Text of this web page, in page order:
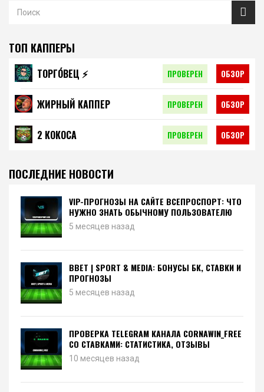
ТОП КАППЕРЫ
ТОРГО́ВЕЦ ⚡️ ПРОВЕРЕН ОБЗОР
ЖИРНЫЙ КАППЕР ПРОВЕРЕН ОБЗОР
2 КОКОСА ПРОВЕРЕН ОБЗОР
ПОСЛЕДНИЕ НОВОСТИ
VIP-ПРОГНОЗЫ НА САЙТЕ ВСЕПРОСПОРТ: ЧТО
НУЖНО ЗНАТЬ ОБЫЧНОМУ ПОЛЬЗОВАТЕЛЮ
5 месяцев назад
BBET | SPORT & MEDIA: БОНУСЫ БК, СТАВКИ И
ПРОГНОЗЫ
5 месяцев назад
ПРОВЕРКА TELEGRAM КАНАЛА CORNAWIN_FREE
СО СТАВКАМИ: СТАТИСТИКА, ОТЗЫВЫ
10 месяцев назад